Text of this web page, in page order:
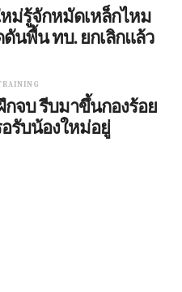
ม่รู้จักหมัดเหล็กไหม
นพื้น ทบ. ยกเลิกแล้ว
กจบ รีบมาขึ้นกองร้อย
รับน้องใหม่อยู่